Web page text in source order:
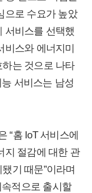
으로 수요가 높았
서비스를 선택했
비스와 에너지미
는 것으로 나타
능 서비스는 남성
“홈 IoT 서비스에
지 절감에 대한 관
기 때문”이라며
적으로 출시할